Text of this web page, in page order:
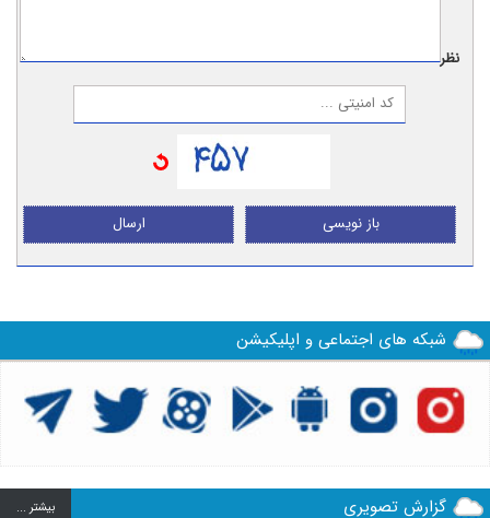
نظر:
ارسال باز نویسی
شبکه های اجتماعی و اپلیکیشن
گزارش تصویری بيشتر ...